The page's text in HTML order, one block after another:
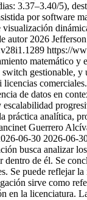
3.37–3.40/5),
por software
autor 2026
https://
matemático y
de datos en
analítica,
Guerrero
06-30 2026-06-
busca analizar
de él. Se
Se puede
sirve como
la licenciatura.